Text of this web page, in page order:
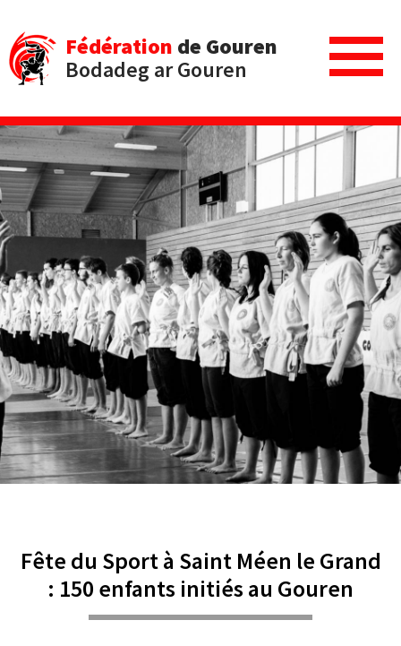
Fédération de Gouren
Bodadeg ar Gouren
Fête du Sport à Saint Méen le Grand
: 150 enfants initiés au Gouren